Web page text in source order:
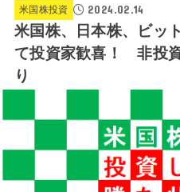
米国株投資 2024.02.14
米国株、日本株、ビッ
て投資家歓喜！ 非投
り